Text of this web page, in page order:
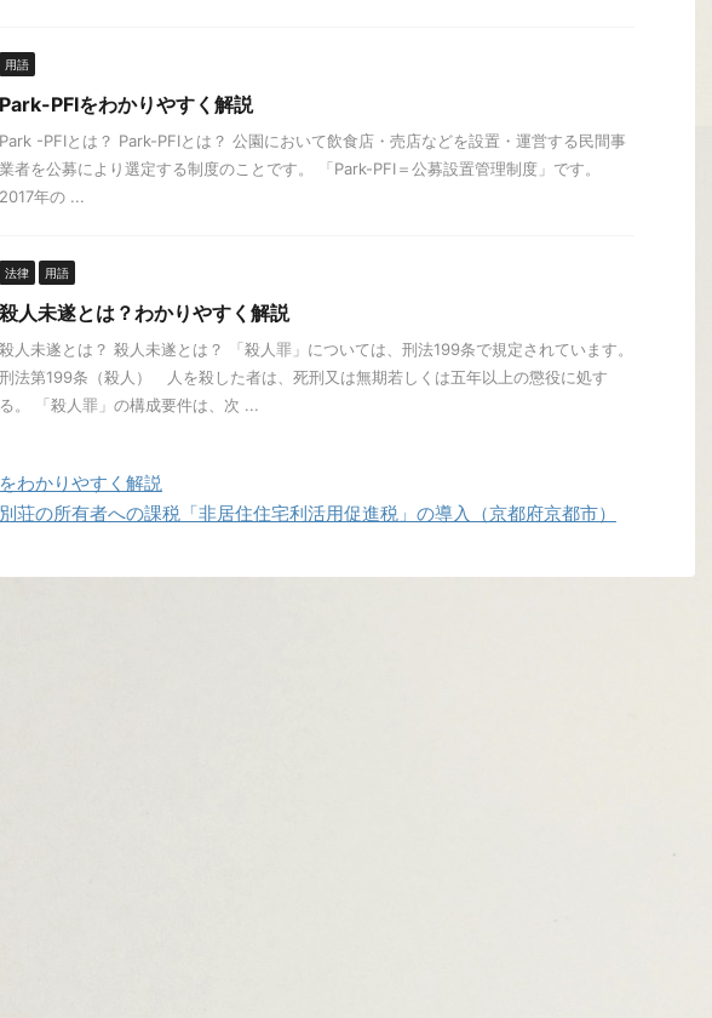
用語
Park-PFIをわかりやすく解説
Park -PFIとは？ Park-PFIとは？ 公園において飲食店・売店などを設置・運営する民間事
業者を公募により選定する制度のことです。 「Park-PFI＝公募設置管理制度」です。
2017年の ...
法律 用語
殺人未遂とは？わかりやすく解説
殺人未遂とは？ 殺人未遂とは？ 「殺人罪」については、刑法199条で規定されています。
刑法第199条（殺人） 人を殺した者は、死刑又は無期若しくは五年以上の懲役に処す
る。 「殺人罪」の構成要件は、次 ...
わかりやすく解説
荘の所有者への課税「非居住住宅利活用促進税」の導入（京都府京都市）